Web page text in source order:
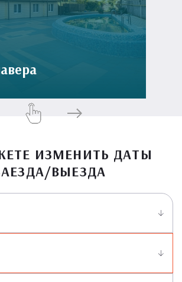
ИЗМЕНИТЬ ДАТЫ
ВЫЕЗДА